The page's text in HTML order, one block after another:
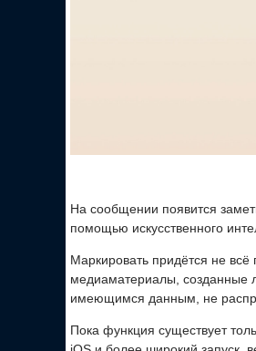
На сообщении появится
помощью искусственного
Маркировать придётся не
медиаматериалы, созданные
имеющимся данным, не
Пока функция существует